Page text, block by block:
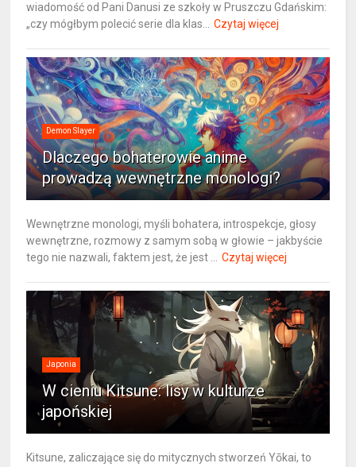
wiadomość od Pani Danusi ze szkoły w Pruszczu Gdańskim:
„czy mógłbym polecić serie dla klas... Czytaj więcej
Demon Slayer
Dlaczego bohaterowie anime
prowadzą wewnętrzne monologi?
Wewnętrzne monologi, myśli bohatera, introspekcje, głosy
wewnętrzne, rozmowy z samym sobą w głowie – jakbyście
tego nie nazwali, faktem jest, że jest ... Czytaj więcej
Japonia
W cieniu Kitsune: lisy w kulturze
japońskiej
Kitsune, zaliczające się do mitycznych stworzeń Yōkai, to